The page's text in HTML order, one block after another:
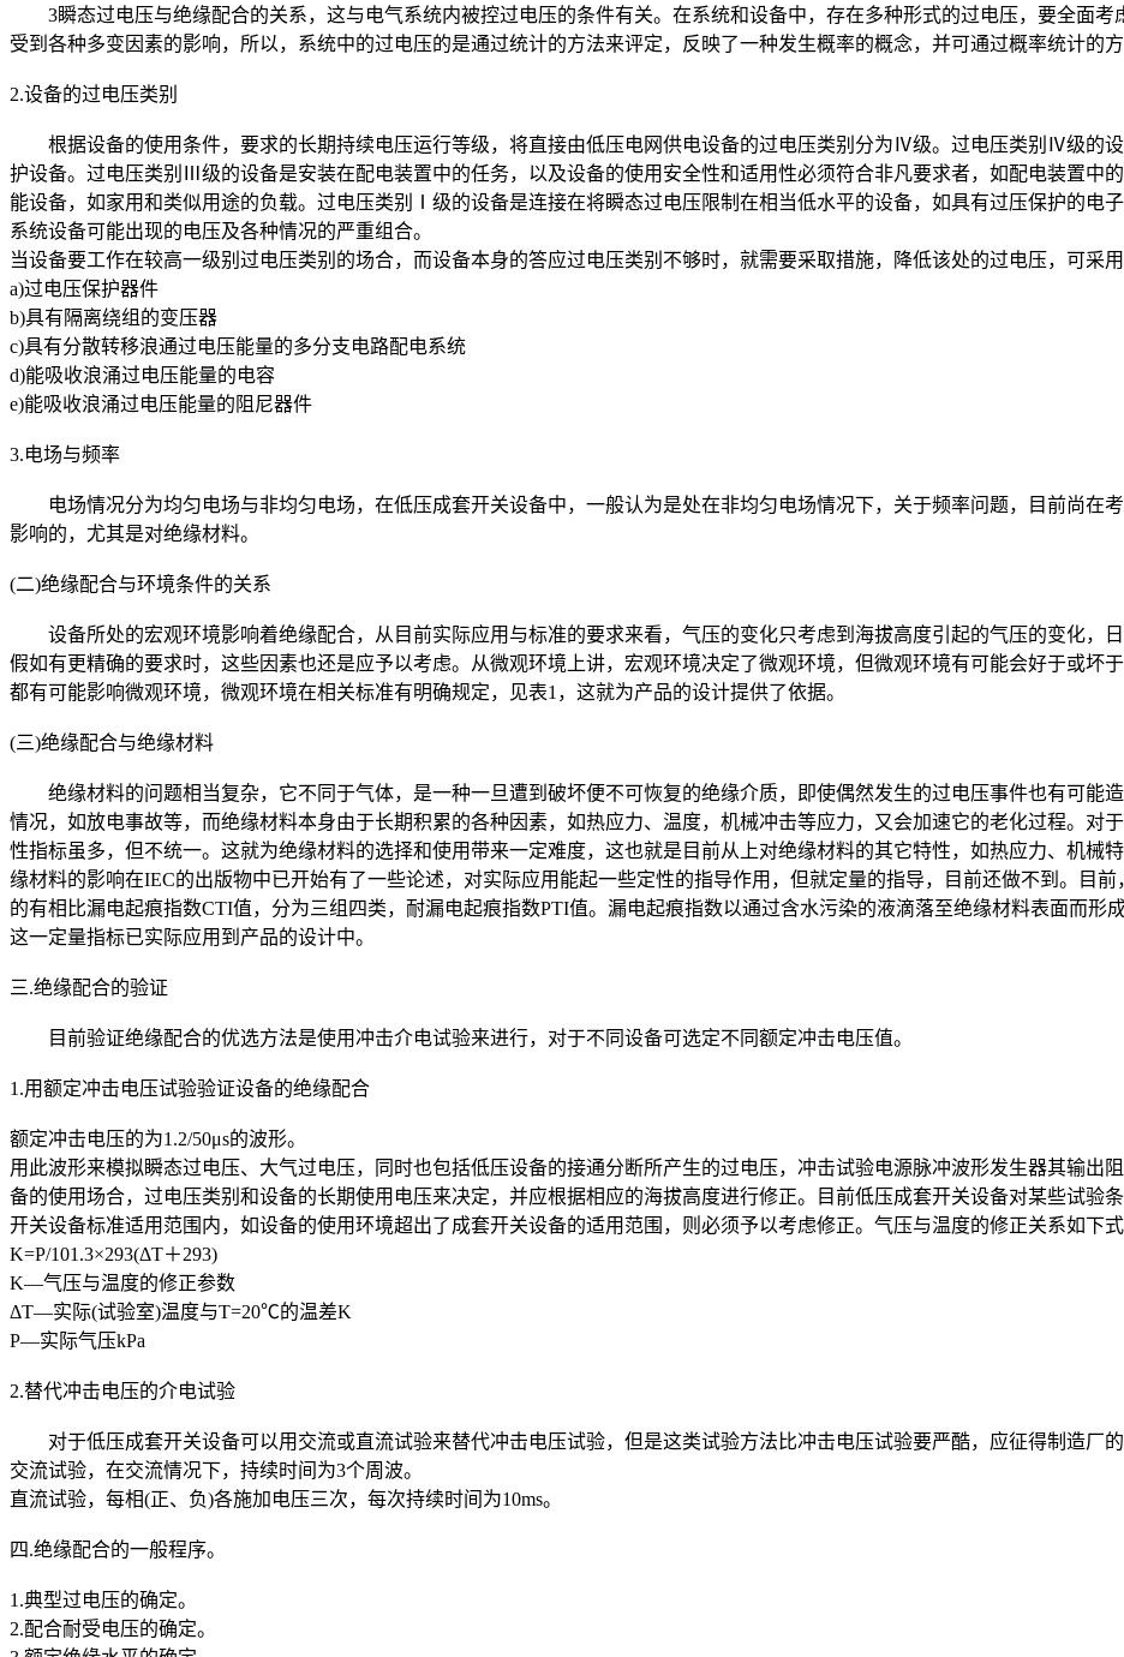
3瞬态过电压与绝缘配合的关系，这与电气系统内被控过电压的条件有关。在系统和设备中，存在多种形式的过电压，要全面考
受到各种多变因素的影响，所以，系统中的过电压的是通过统计的方法来评定，反映了一种发生概率的概念，并可通过概率统计的
2.设备的过电压类别
根据设备的使用条件，要求的长期持续电压运行等级，将直接由低压电网供电设备的过电压类别分为Ⅳ级。过电压类别Ⅳ级的
护设备。过电压类别Ⅲ级的设备是安装在配电装置中的任务，以及设备的使用安全性和适用性必须符合非凡要求者，如配电装置中
能设备，如家用和类似用途的负载。过电压类别Ⅰ级的设备是连接在将瞬态过电压限制在相当低水平的设备，如具有过压保护的电
系统设备可能出现的电压及各种情况的严重组合。
当设备要工作在较高一级别过电压类别的场合，而设备本身的答应过电压类别不够时，就需要采取措施，降低该处的过电压，可采用
a)过电压保护器件
b)具有隔离绕组的变压器
c)具有分散转移浪通过电压能量的多分支电路配电系统
d)能吸收浪涌过电压能量的电容
e)能吸收浪涌过电压能量的阻尼器件
3.电场与频率
电场情况分为均匀电场与非均匀电场，在低压成套开关设备中，一般认为是处在非均匀电场情况下，关于频率问题，目前尚在
影响的，尤其是对绝缘材料。
(二)绝缘配合与环境条件的关系
设备所处的宏观环境影响着绝缘配合，从目前实际应用与标准的要求来看，气压的变化只考虑到海拔高度引起的气压的变化，
假如有更精确的要求时，这些因素也还是应予以考虑。从微观环境上讲，宏观环境决定了微观环境，但微观环境有可能会好于或坏
都有可能影响微观环境，微观环境在相关标准有明确规定，见表1，这就为产品的设计提供了依据。
(三)绝缘配合与绝缘材料
绝缘材料的问题相当复杂，它不同于气体，是一种一旦遭到破坏便不可恢复的绝缘介质，即使偶然发生的过电压事件也有可能
情况，如放电事故等，而绝缘材料本身由于长期积累的各种因素，如热应力、温度，机械冲击等应力，又会加速它的老化过程。对
性指标虽多，但不统一。这就为绝缘材料的选择和使用带来一定难度，这也就是目前从上对绝缘材料的其它特性，如热应力、机械
缘材料的影响在IEC的出版物中已开始有了一些论述，对实际应用能起一些定性的指导作用，但就定量的指导，目前还做不到。目
的有相比漏电起痕指数CTI值，分为三组四类，耐漏电起痕指数PTI值。漏电起痕指数以通过含水污染的液滴落至绝缘材料表面而形
这一定量指标已实际应用到产品的设计中。
三.绝缘配合的验证
目前验证绝缘配合的优选方法是使用冲击介电试验来进行，对于不同设备可选定不同额定冲击电压值。
1.用额定冲击电压试验验证设备的绝缘配合
额定冲击电压的为1.2/50μs的波形。
用此波形来模拟瞬态过电压、大气过电压，同时也包括低压设备的接通分断所产生的过电压，冲击试验电源脉冲波形发生器其输出
备的使用场合，过电压类别和设备的长期使用电压来决定，并应根据相应的海拔高度进行修正。目前低压成套开关设备对某些试验
开关设备标准适用范围内，如设备的使用环境超出了成套开关设备的适用范围，则必须予以考虑修正。气压与温度的修正关系如下式
K=P/101.3×293(ΔT＋293)
K—气压与温度的修正参数
ΔT—实际(试验室)温度与T=20℃的温差K
P—实际气压kPa
2.替代冲击电压的介电试验
对于低压成套开关设备可以用交流或直流试验来替代冲击电压试验，但是这类试验方法比冲击电压试验要严酷，应征得制造厂的
交流试验，在交流情况下，持续时间为3个周波。
直流试验，每相(正、负)各施加电压三次，每次持续时间为10ms。
四.绝缘配合的一般程序。
1.典型过电压的确定。
2.配合耐受电压的确定。